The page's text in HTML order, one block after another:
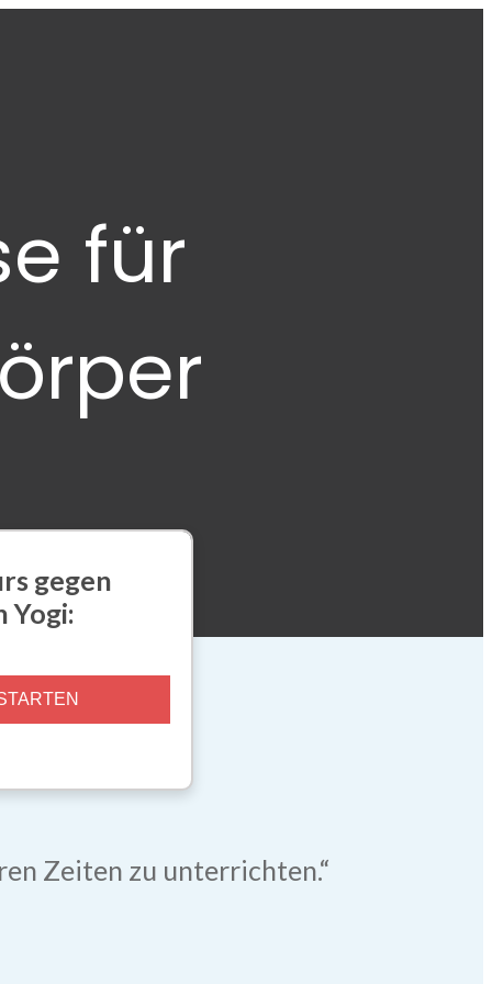
für
gegen
Yogi:
Zeiten zu unterrichten.“